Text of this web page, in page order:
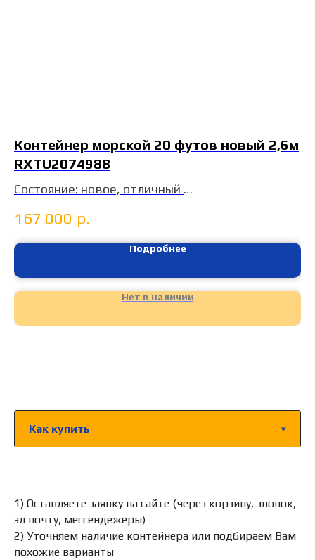
Контейнер морской 20 футов новый 2,6м
RXTU2074988
Состояние: новое, отличный
Цвет: графит
т. МЗО
167 000 р.
Подробнее
Нет в наличии
1) Оставляете заявку на сайте (через корзину, звонок,
эл почту, мессендежеры)
2) Уточняем наличие контейнера или подбираем Вам
похожие варианты